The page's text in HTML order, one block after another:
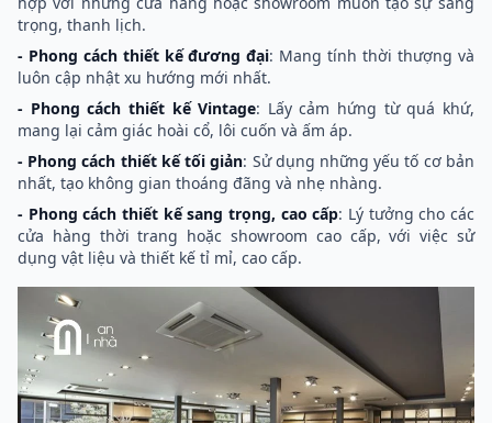
trọng, thanh lịch.
- Phong cách thiết kế đương đại: Mang tính thời thượng và
luôn cập nhật xu hướng mới nhất.
- Phong cách thiết kế Vintage: Lấy cảm hứng từ quá khứ,
mang lại cảm giác hoài cổ, lôi cuốn và ấm áp.
- Phong cách thiết kế tối giản: Sử dụng những yếu tố cơ bản
nhất, tạo không gian thoáng đãng và nhẹ nhàng.
- Phong cách thiết kế sang trọng, cao cấp: Lý tưởng cho các
cửa hàng thời trang hoặc showroom cao cấp, với việc sử
dụng vật liệu và thiết kế tỉ mỉ, cao cấp.